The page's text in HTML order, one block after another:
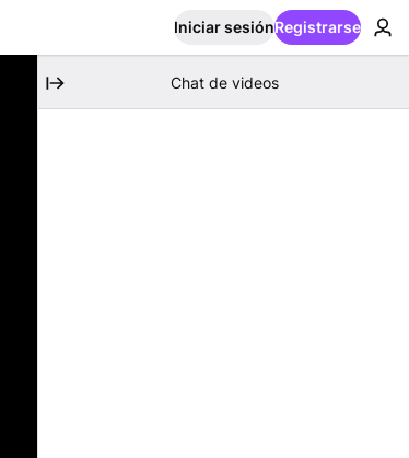
Iniciar sesiónRegistrarse
Chat de videos